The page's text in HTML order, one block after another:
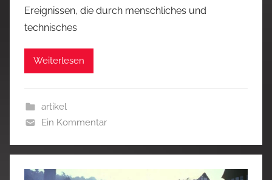
Ereignissen, die durch menschliches und
technisches
Weiterlesen
artikel
Ein Kommentar